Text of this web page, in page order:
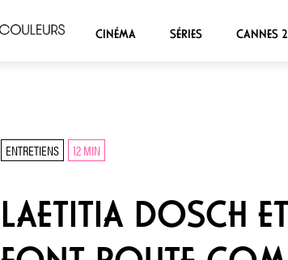
CINÉMA SÉRIES CANNES
ENTRETIENS 12 MIN
LAETITIA DOSCH